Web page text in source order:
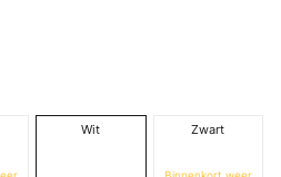
Wit Zwart